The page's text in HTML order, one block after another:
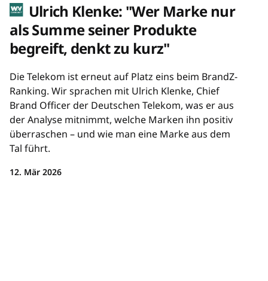
Ulrich Klenke: "Wer Marke nur
als Summe seiner Produkte
begreift, denkt zu kurz"
Die Telekom ist erneut auf Platz eins beim BrandZ-
Ranking. Wir sprachen mit Ulrich Klenke, Chief
Brand Officer der Deutschen Telekom, was er aus
der Analyse mitnimmt, welche Marken ihn positiv
überraschen – und wie man eine Marke aus dem
Tal führt.
12. Mär 2026